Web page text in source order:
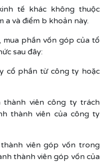
tế khác không thuộc
và điểm b khoản này.
mua phần vốn góp của tổ
sau đây:
cổ phần từ công ty hoặc
viên công ty trách
thành viên của công ty
viên góp vốn trong
thành viên góp vốn của